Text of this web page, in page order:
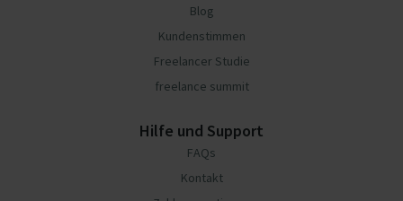
Blog
Kundenstimmen
Freelancer Studie
freelance summit
Hilfe und Support
FAQs
Kontakt